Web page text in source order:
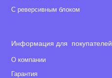
С реверсивным блоком
Информация для покупателей
О компании
Гарантия